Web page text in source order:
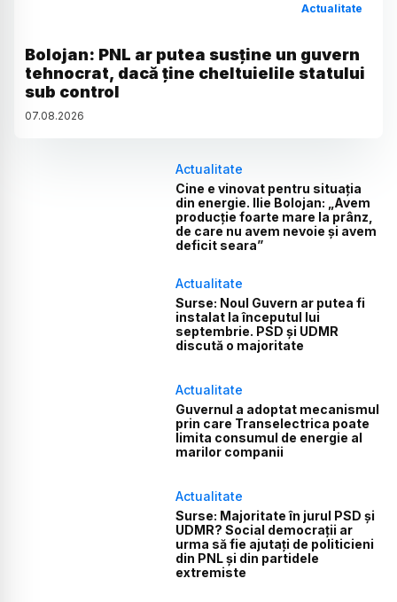
Actualitate
Bolojan: PNL ar putea susține un guvern
tehnocrat, dacă ține cheltuielile statului
sub control
07.08.2026
Actualitate
Cine e vinovat pentru situația
din energie. Ilie Bolojan: „Avem
producție foarte mare la prânz,
de care nu avem nevoie și avem
deficit seara”
Actualitate
Surse: Noul Guvern ar putea fi
instalat la începutul lui
septembrie. PSD și UDMR
discută o majoritate
Actualitate
Guvernul a adoptat mecanismul
prin care Transelectrica poate
limita consumul de energie al
marilor companii
Actualitate
Surse: Majoritate în jurul PSD și
UDMR? Social democrații ar
urma să fie ajutați de politicieni
din PNL și din partidele
extremiste